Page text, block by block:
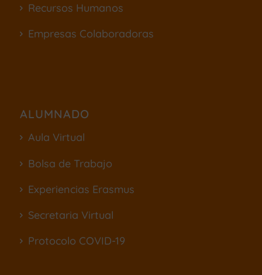
Recursos Humanos
Empresas Colaboradoras
ALUMNADO
Aula Virtual
Bolsa de Trabajo
Experiencias Erasmus
Secretaria Virtual
Protocolo COVID-19